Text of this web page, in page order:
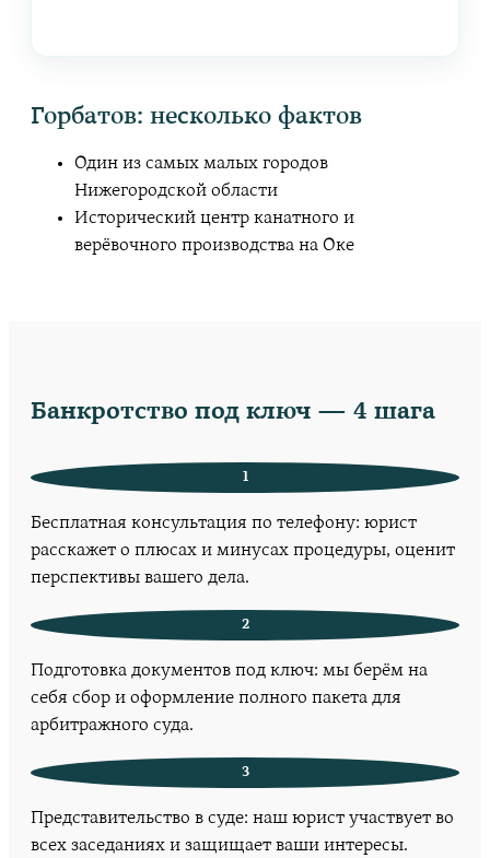
Горбатов: несколько фактов
Один из самых малых городов
Нижегородской области
Исторический центр канатного и
верёвочного производства на Оке
Банкротство под ключ — 4 шага
1
Бесплатная консультация по телефону: юрист
расскажет о плюсах и минусах процедуры, оценит
перспективы вашего дела.
2
Подготовка документов под ключ: мы берём на
себя сбор и оформление полного пакета для
арбитражного суда.
3
Представительство в суде: наш юрист участвует во
всех заседаниях и защищает ваши интересы.